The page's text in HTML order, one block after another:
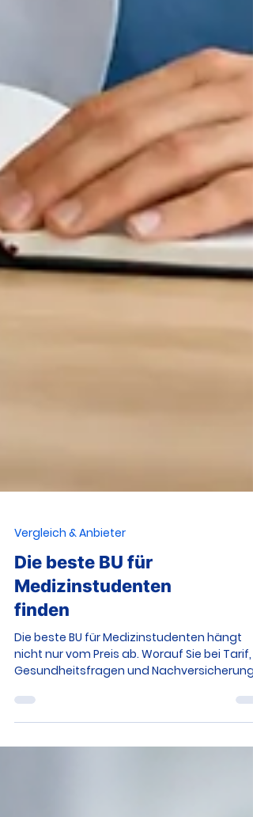
Vergleich & Anbieter
Die beste BU für
Medizinstudenten
finden
Die beste BU für Medizinstudenten hängt
nicht nur vom Preis ab. Worauf Sie bei Tarif,